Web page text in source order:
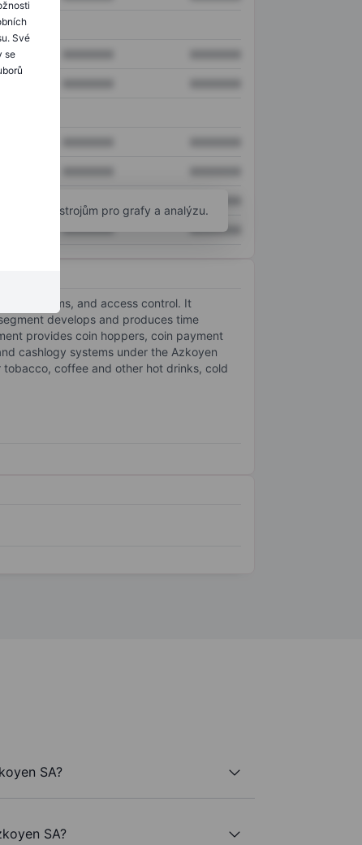
Své
se
XXXXXXX XXXXXXX
nástrojům pro grafy a analýzu.
systems, and access control. It
develops and produces time
provides coin hoppers, coin payment
cashlogy systems under the Azkoyen
tobacco, coffee and other hot drinks, cold
SA?
SA?